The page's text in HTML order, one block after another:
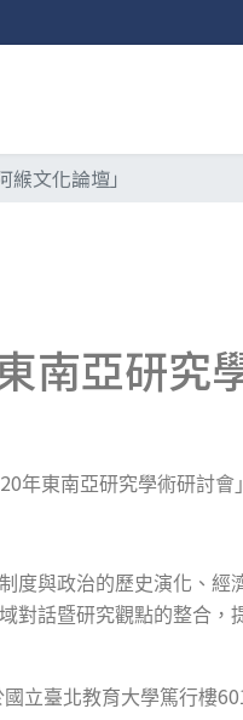
文化論壇」
亞研究
年東南亞研究學術研討會
度與政治的歷史演化、
對話暨研究觀點的整合，
國立臺北教育大學篤行樓